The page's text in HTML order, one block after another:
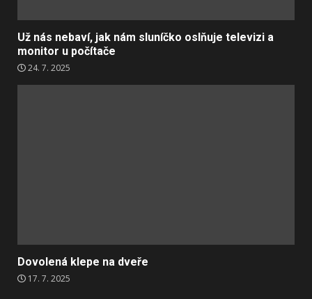
Už nás nebaví, jak nám sluníčko oslňuje televizi a
monitor u počítače
24. 7. 2025
Dovolená klepe na dveře
17. 7. 2025